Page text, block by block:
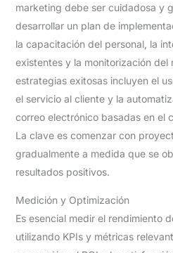
marketing debe ser cuidadosa y
desarrollar un plan de
la capacitación del personal, la
existentes y la monitorización del
estrategias exitosas incluyen el
el servicio al cliente y la
correo electrónico basadas en el
La clave es comenzar con
gradualmente a medida que se
resultados positivos.
Medición y Optimización
Es esencial medir el rendimiento
utilizando KPIs y métricas